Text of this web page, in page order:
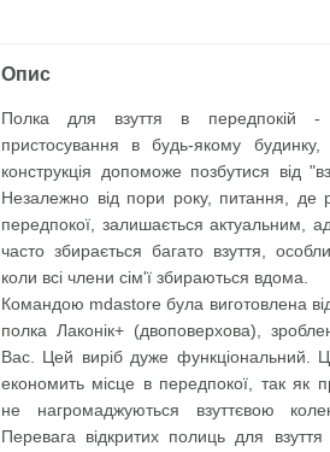
Опис
Полка для взуття в передпокій -
пристосування в будь-якому
конструкція допоможе позбутися від
Незалежно від пори року, питання, де
передпокої, залишається актуальним,
часто збирається багато взуття,
коли всі члени сім'ї збираються вдома.
Командою mdastore була виготовлена
полка Лаконік+ (двоповерхова),
Вас. Цей виріб дуже функціональний.
економить місце в передпокої, так як
не нагромаджуються взуттєвою
Перевага відкритих полиць для